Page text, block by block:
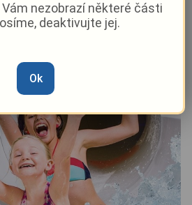
nezobrazí některé části
deaktivujte jej.
Ok